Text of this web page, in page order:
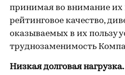
принимая во внимание их
рейтинговое качество,
оказываемых в их пользу
труднозаменимость
Низкая долговая нагрузка.